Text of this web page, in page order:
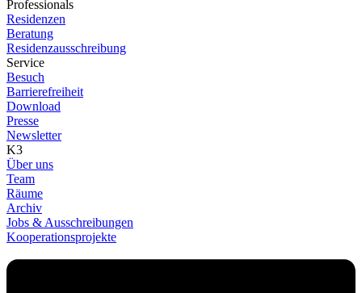
Professionals
Residenzen
Beratung
Residenzausschreibung
Service
Besuch
Barrierefreiheit
Download
Presse
Newsletter
K3
Über uns
Team
Räume
Archiv
Jobs & Ausschreibungen
Kooperationsprojekte